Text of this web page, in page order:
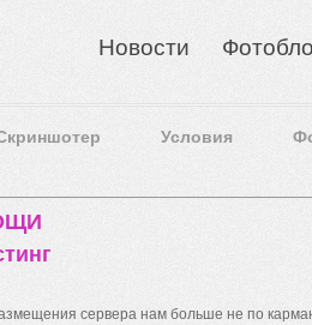
Новости
Условия
сервера нам больше не по